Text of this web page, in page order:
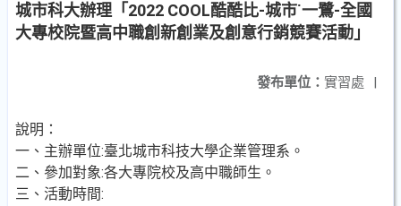
城市科大辦理「2022 COOL酷酷比-城市˙一鷺-全國
大專校院暨高中職創新創業及創意行銷競賽活動」
發布單位： 實習處 |
說明：
一、主辦單位:臺北城市科技大學企業管理系。
二、參加對象:各大專院校及高中職師生。
三、活動時間: